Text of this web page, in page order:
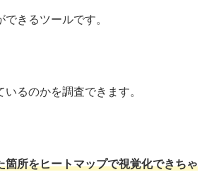
きるツールです。
るのかを調査できます。
所をヒートマップで視覚化できちゃ